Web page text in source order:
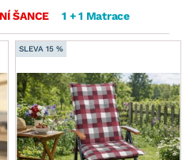
ŠANCE 1 + 1 Matrace
SLEVA 15 %